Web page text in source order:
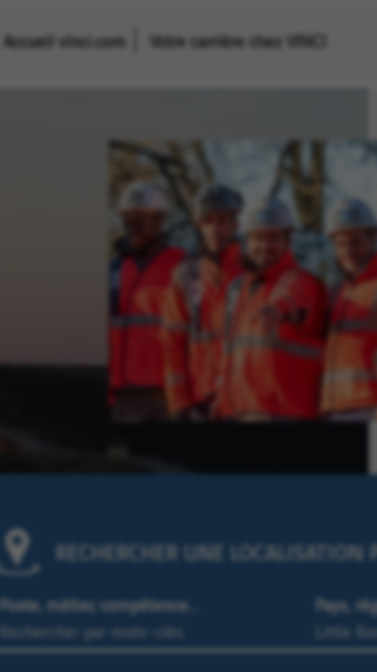
Accueil vinci.com Votre carrière chez VINCI
RECHERCHER UNE LOCALISATION
Poste, métier, compétence… Pays,